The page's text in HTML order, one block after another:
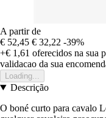
A partir de
€ 52,45 € 32,22 -39%
+€ 1,61 oferecidos na sua
validacao da sua
Loading...
Descrição
O boné curto para cavalo